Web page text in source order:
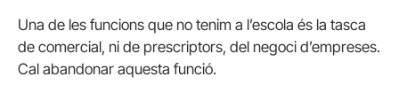
Una de les funcions que no tenim a l’escola és la tasca
de comercial, ni de prescriptors, del negoci d’empreses.
Cal abandonar aquesta funció.